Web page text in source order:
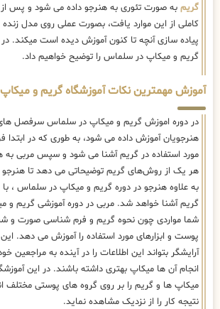
گریم به صورت تئوری به هنرجو داده می شود و پس از
کاملی از این موارد یافت، بصورت عملی روی مدل زنده
پیاده سازی آنچه تا کنون آموزش دیده است میکند.
گریم و میکاپ در سلماس را توضیح خواهیم داد.
آموزش مهمترین نکات آموزشگاه گریم و
در دوره اموزش گریم و میکاپ در سلماس سرفصل های
هنرجویان آموزش داده می شود، به طوری که در ابتدا
مورد استفاده در گریم آشنا می شود و سپس مربی
هر یک از روش‌های گریم توضیحاتی می دهد تا هنرجو
به علاوه هنرجو در دوره گریم و میکاپ در سلماس ،
گریم آشنا خواهد شد. مربی در دوره آموزشی گریم و
شما مواردی چون نحوه گریم و فرم شناسی صورت و
پوست و ابزارهای مورد استفاده را آموزش می دهد.
آرایشگر بتواند این اطلاعات را در آینده به مراجعین
انجام آن ها میکاپ بهتری داشته باشند. در این
میکاپ ها و گریم را بر روی گروه های پوستی مختلف
نتیجه کار را از نزدیک مشاهده نماید.